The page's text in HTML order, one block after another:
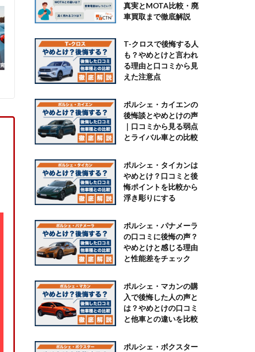
真実とMOTA比較・廃
車買取まで徹底解説
T-クロスで後悔する人
も？やめとけと言われ
る理由と口コミから見
えた注意点
ポルシェ・カイエンの
後悔談とやめとけの声
｜口コミから見る弱点
とライバル車との比較
ポルシェ・タイカンは
やめとけ？口コミと後
悔ポイントを比較から
浮き彫りにする
ポルシェ・パナメーラ
の口コミに後悔の声？
やめとけと感じる理由
と性能差をチェック
ポルシェ・マカンの購
入で後悔した人の声と
は？やめとけの口コミ
と他車との違いを比較
ポルシェ・ボクスター